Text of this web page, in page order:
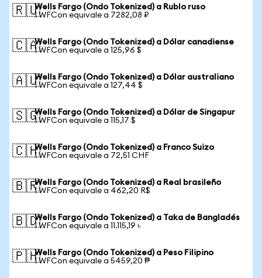
🇷🇺Wells Fargo (Ondo Tokenized) a Rublo ruso
1 WFCon equivale a 7282,08 ₽
🇨🇦Wells Fargo (Ondo Tokenized) a Dólar canadiense
1 WFCon equivale a 125,96 $
🇦🇺Wells Fargo (Ondo Tokenized) a Dólar australiano
1 WFCon equivale a 127,44 $
🇸🇬Wells Fargo (Ondo Tokenized) a Dólar de Singapur
1 WFCon equivale a 115,17 $
🇨🇭Wells Fargo (Ondo Tokenized) a Franco Suizo
1 WFCon equivale a 72,51 CHF
🇧🇷Wells Fargo (Ondo Tokenized) a Real brasileño
1 WFCon equivale a 462,20 R$
🇧🇩Wells Fargo (Ondo Tokenized) a Taka de Bangladés
1 WFCon equivale a 11.115,19 ৳
🇵🇭Wells Fargo (Ondo Tokenized) a Peso Filipino
1 WFCon equivale a 5459,20 ₱